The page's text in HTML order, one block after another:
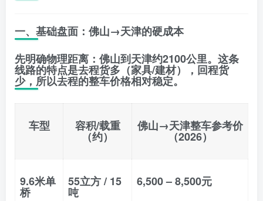
一、基础盘面：佛山→天津的硬成本
先明确物理距离： 佛山到天津约2100公里。这条
线路的特点是去程货多（家具/建材），回程货
少，所以去程的整车价格相对稳定。
车型 容积/载重
（约）
佛山→天津整车参考价
（2026）
9.6米单
桥
55立方 / 15
吨
6,500 – 8,500元